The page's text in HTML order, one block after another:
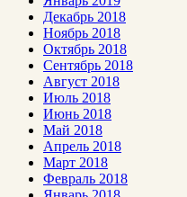
Декабрь 2018
Ноябрь 2018
Октябрь 2018
Сентябрь 2018
Август 2018
Июль 2018
Июнь 2018
Май 2018
Апрель 2018
Март 2018
Февраль 2018